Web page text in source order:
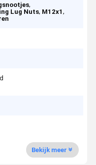
,
Lug Nuts, M12x1,
Bekijk meer